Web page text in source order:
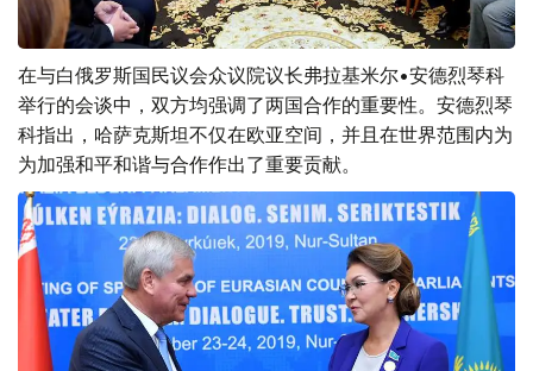
在与白俄罗斯国民议会众议院议长弗拉基米尔•安德烈琴科
举行的会谈中，双方均强调了两国合作的重要性。安德烈琴
科指出，哈萨克斯坦不仅在欧亚空间，并且在世界范围内为
为加强和平和谐与合作作出了重要贡献。